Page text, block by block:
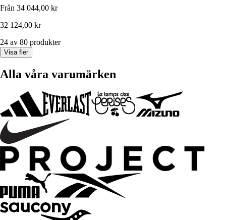
Från 34 044,00 kr
32 124,00 kr
24 av 80 produkter
Visa fler
Alla våra varumärken